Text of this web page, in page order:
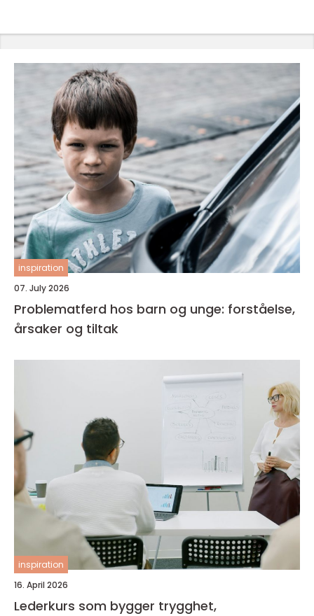
inspiration
07. July 2026
Problematferd hos barn og unge: forståelse,
årsaker og tiltak
inspiration
16. April 2026
Lederkurs som bygger trygghet,